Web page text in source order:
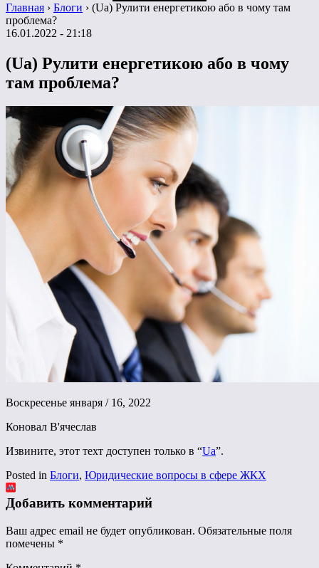
Главная › Блоги › (Ua) Рулити енергетикою або в чому там
проблема?
16.01.2022 - 21:18
(Ua) Рулити енергетикою або в чому
там проблема?
Воскресенье января / 16, 2022
Коновал В'ячеслав
Извините, этот техт доступен только в “Ua”.
Posted in Блоги, Юридические вопросы в сфере ЖКХ
Добавить комментарий
Ваш адрес email не будет опубликован. Обязательные поля
помечены *